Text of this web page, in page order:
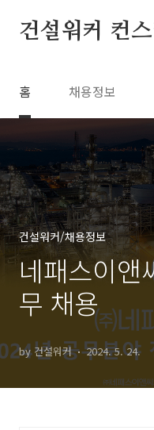
건설워커 컨
홈 채용정보
건설워커/채용정보
네패스이앤
무 채용
by 건설워커 2024. 5. 24.